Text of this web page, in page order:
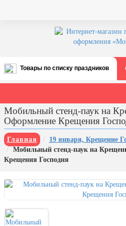
Товары по списку праздников
Все праздники
августа)
12 августа, День ВВС
22 августа, День Государственного
флага РФ
3 сентября, День солидарности в
борьбе с терроризмом
Мобильный стенд-паук на
Оформление Крещения
Главная 19 января, Крещение
Мобильный стенд-паук на
Крещения Господня